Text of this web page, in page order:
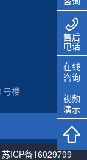
号楼
苏ICP备16029799
售后
电话
在线
咨询
视频
演示